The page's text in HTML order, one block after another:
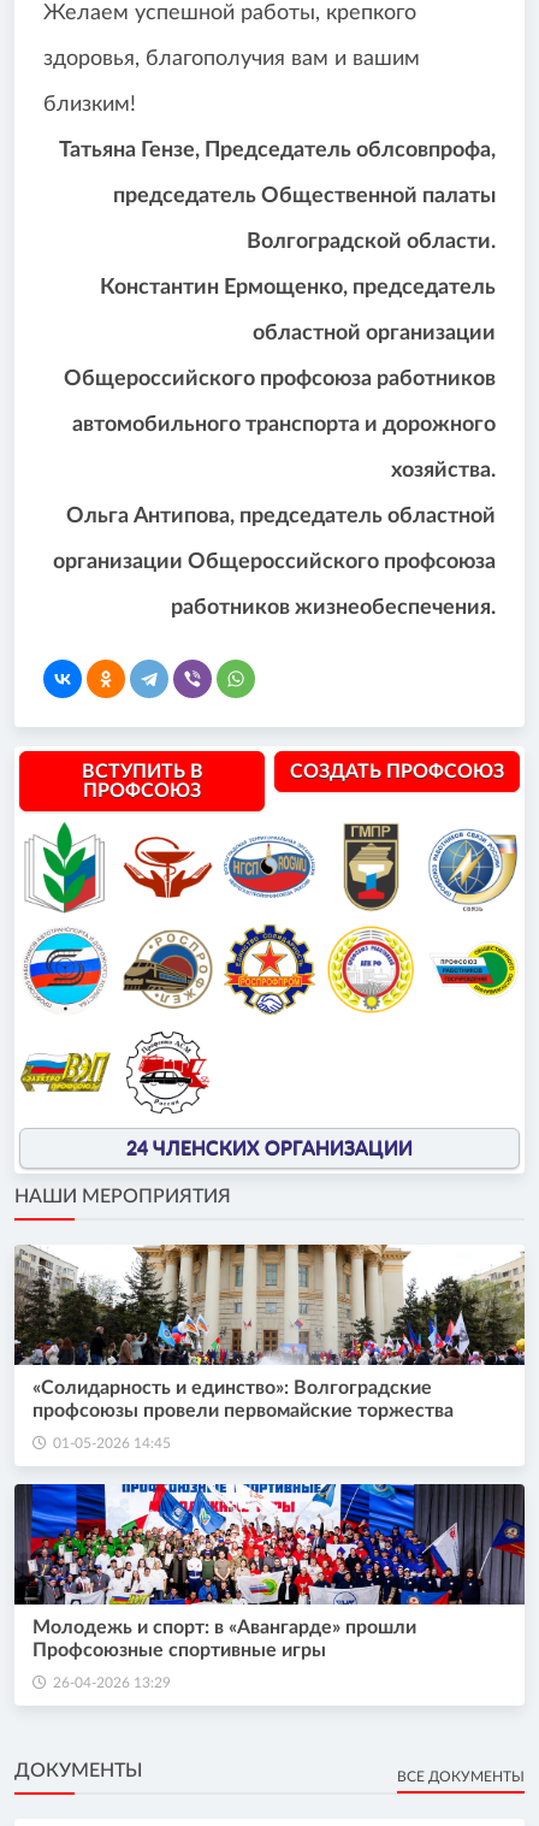
Желаем успешной работы, крепкого
здоровья, благополучия вам и вашим
близким!
Татьяна Гензе, Председатель облсовпрофа,
председатель Общественной палаты
Волгоградской области.
Константин Ермощенко, председатель
областной организации
Общероссийского профсоюза работников
автомобильного транспорта и дорожного
хозяйства.
Ольга Антипова, председатель областной
организации Общероссийского профсоюза
работников жизнеобеспечения.
ВСТУПИТЬ В
ПРОФСОЮЗ
СОЗДАТЬ ПРОФСОЮЗ
24 ЧЛЕНСКИХ ОРГАНИЗАЦИИ
НАШИ МЕРОПРИЯТИЯ
«Солидарность и единство»: Волгоградские
профсоюзы провели первомайские торжества
01-05-2026 14:45
Молодежь и спорт: в «Авангарде» прошли
Профсоюзные спортивные игры
26-04-2026 13:29
ДОКУМЕНТЫ ВСЕ ДОКУМЕНТЫ